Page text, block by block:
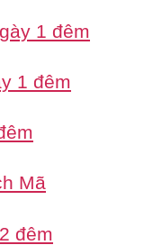
1 đêm
1 đêm
Mã
đêm